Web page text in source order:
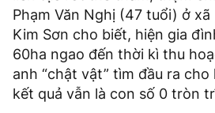
Phạm Văn Nghị (47 tuổi) ở
Kim Sơn cho biết, hiện gia
60ha ngao đến thời kì thu
anh “chật vật” tìm đầu ra
kết quả vẫn là con số 0 tròn